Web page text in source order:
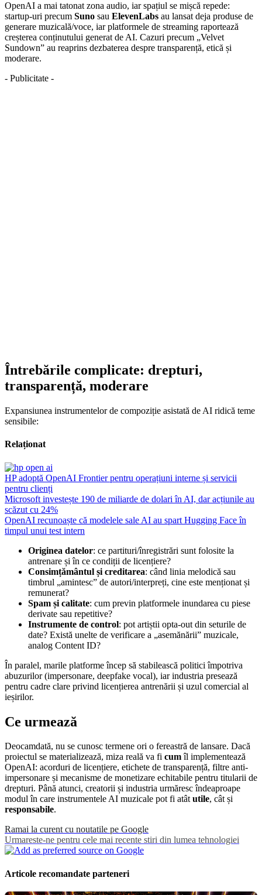
OpenAI a mai tatonat zona audio, iar spațiul se mișcă repede:
startup-uri precum Suno sau ElevenLabs au lansat deja produse de
generare muzicală/voce, iar platformele de streaming raportează
creșterea conținutului generat de AI. Cazuri precum „Velvet
Sundown” au reaprins dezbaterea despre transparență, etică și
moderare.
- Publicitate -
Întrebările complicate: drepturi,
transparență, moderare
Expansiunea instrumentelor de compoziție asistată de AI ridică teme
sensibile:
Relaționat
HP adoptă OpenAI Frontier pentru operațiuni interne și servicii
pentru clienți
Microsoft investește 190 de miliarde de dolari în AI, dar acțiunile au
scăzut cu 24%
OpenAI recunoaște că modelele sale AI au spart Hugging Face în
timpul unui test intern
Originea datelor: ce partituri/înregistrări sunt folosite la
antrenare și în ce condiții de licențiere?
Consimțământul și creditarea: când linia melodică sau
timbrul „amintesc” de autori/interpreți, cine este menționat și
remunerat?
Spam și calitate: cum previn platformele inundarea cu piese
derivate sau repetitive?
Instrumente de control: pot artiștii opta-out din seturile de
date? Există unelte de verificare a „asemănării” muzicale,
analog Content ID?
În paralel, marile platforme încep să stabilească politici împotriva
abuzurilor (impersonare, deepfake vocal), iar industria presează
pentru cadre clare privind licențierea antrenării și uzul comercial al
ieșirilor.
Ce urmează
Deocamdată, nu se cunosc termene ori o fereastră de lansare. Dacă
proiectul se materializează, miza reală va fi cumîl implementează
OpenAI: acorduri de licențiere, etichete de transparență, filtre anti-
impersonare și mecanisme de monetizare echitabile pentru titularii de
drepturi. Până atunci, creatorii și industria urmăresc îndeaproape
modul în care instrumentele AI muzicale pot fi atâtutile, cât și
responsabile.
Ramai la curent cu noutatile pe Google
Urmareste-ne pentru cele mai recente stiri din lumea tehnologiei
Articole recomandate parteneri